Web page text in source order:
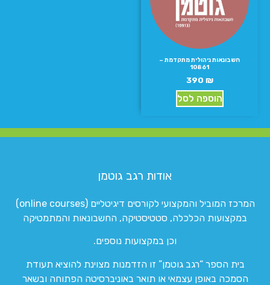
חשבונאות ניהולית מתקדמת –
10861
390 ₪
הוספה לסל
אודות רגב גוטמן
המרכז המוביל והמקצועי לקורסים דיגיטליים (online courses)
במקצועות הכלכלה, סטטיסטיקה, החשבונאות והמתמטיקה
וכן במקצועות נוספים.
בית הספר “רגב גוטמן” זו הזדמנות מצוינת להוציא תעודת
הסמכה באופן עצמאי או תואר באוניברסיטה הפתוחה ובשאר